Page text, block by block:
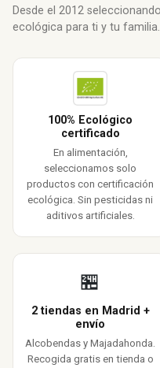
Desde el 2012
ecológica para ti y tu familia.
100% Ecológico
certificado
En alimentación,
seleccionamos solo
productos con certificación
ecológica. Sin pesticidas ni
aditivos artificiales.
🏪
2 tiendas en Madrid +
envío
Alcobendas y Majadahonda.
Recogida gratis en tienda o